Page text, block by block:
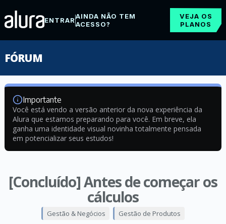
ENTRARAINDA NÃO TEM
ACESSO?
VEJA OS
PLANOS
FÓRUM
Importante
Você está vendo a versão anterior da nova experiência da
Alura que estamos preparando para você. Em breve, ela
ganha uma identidade visual novinha totalmente pensada
em potencializar seus estudos!
[Concluído] Antes de começar os
cálculos
Gestão & Negócios Gestão de Produtos